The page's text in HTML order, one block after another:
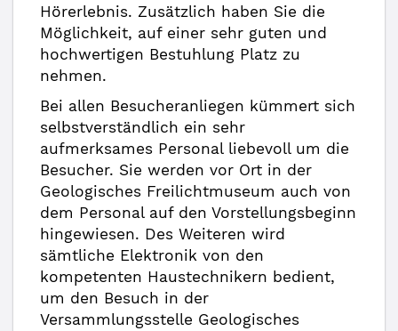
Hörerlebnis. Zusätzlich haben Sie die
Möglichkeit, auf einer sehr guten und
hochwertigen Bestuhlung Platz zu
nehmen.
Bei allen Besucheranliegen kümmert sich
selbstverständlich ein sehr
aufmerksames Personal liebevoll um die
Besucher. Sie werden vor Ort in der
Geologisches Freilichtmuseum auch von
dem Personal auf den Vorstellungsbeginn
hingewiesen. Des Weiteren wird
sämtliche Elektronik von den
kompetenten Haustechnikern bedient,
um den Besuch in der
Versammlungsstelle Geologisches